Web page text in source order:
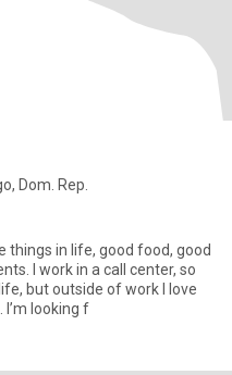
Dom. Rep.
things in life, good food, good
I work in a call center, so
but outside of work I love
looking f